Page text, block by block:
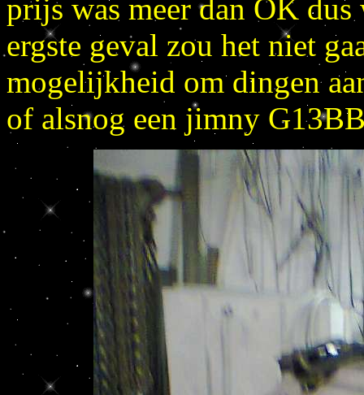
prijs was meer dan OK
ergste geval zou het niet
mogelijkheid om dingen
of alsnog een jimny